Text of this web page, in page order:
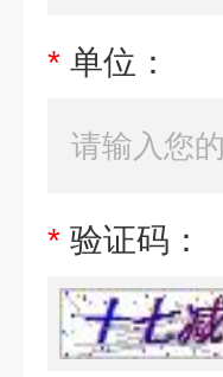
* 单位：
* 验证码：